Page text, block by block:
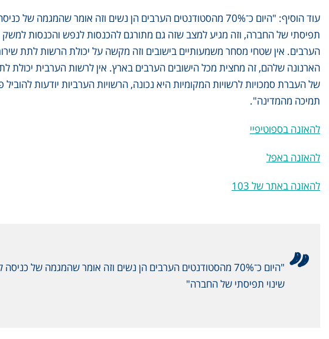
עוד הוסיף: "היום כ־70% מהסטודנטים הערבים הן נשים וזה אומר
הערבים. אין שטחי מסחר משמעותיים בישובים וזה מקשה על יכולת הרשות לתת
הארנונה שלהם, זה מחצית מכל הישובים הערבים בארץ. אין לרשות הערבית יכולת
של העברת סמכויות לרשויות המקומיות היא נכונה, הרשויות הערביות יודעות
תמיכה מהמדינה".
להאזנה בספוטיפיי
להאזנה באפל
להאזנה באתר של 103
"היום כ־70% מהסטודנטים הערבים הן נשים וזה אומר שהמגמה
שינוי תפיסתי של החברה"